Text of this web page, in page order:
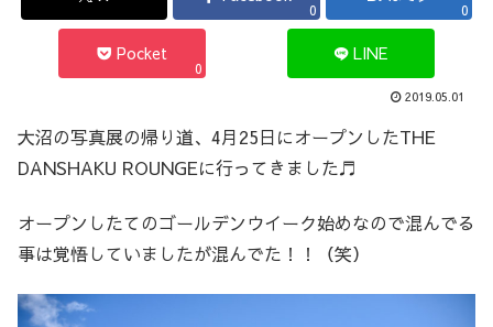
0 0
Pocket
0
LINE
2019.05.01
大沼の写真展の帰り道、4月25日にオープンしたTHE
DANSHAKU ROUNGEに行ってきました♬
オープンしたてのゴールデンウイーク始めなので混んでる
事は覚悟していましたが混んでた！！（笑）